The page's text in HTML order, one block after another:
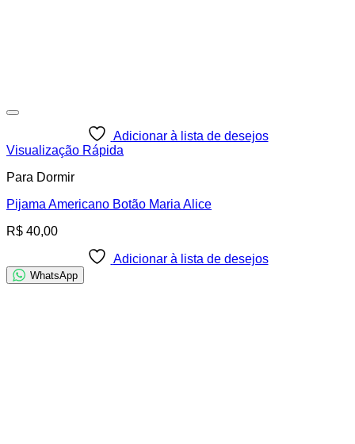
Adicionar à lista de desejos
Visualização Rápida
Para Dormir
Pijama Americano Botão Maria Alice
R$ 40,00
Adicionar à lista de desejos
WhatsApp